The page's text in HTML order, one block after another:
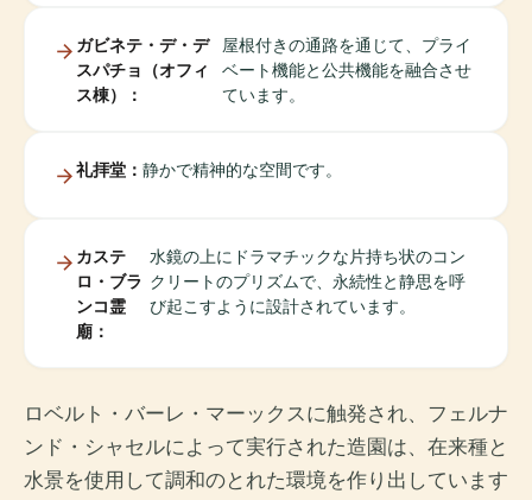
ガビネテ・デ・デ
スパチョ（オフィ
ス棟）：
屋根付きの通路を通じて、プライ
ベート機能と公共機能を融合させ
ています。
礼拝堂： 静かで精神的な空間です。
カステ
ロ・ブラ
ンコ霊
廟：
水鏡の上にドラマチックな片持ち状のコン
クリートのプリズムで、永続性と静思を呼
び起こすように設計されています。
ロベルト・バーレ・マーックスに触発され、フェルナ
ンド・シャセルによって実行された造園は、在来種と
水景を使用して調和のとれた環境を作り出しています